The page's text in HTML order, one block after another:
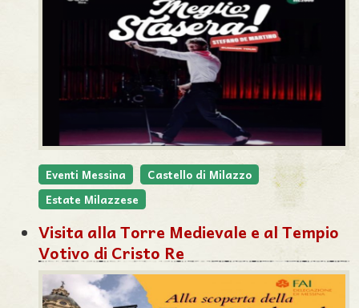
Eventi Messina
Castello di Milazzo
Estate Milazzese
Visita alla Torre Medievale e al Tempio
Votivo di Cristo Re